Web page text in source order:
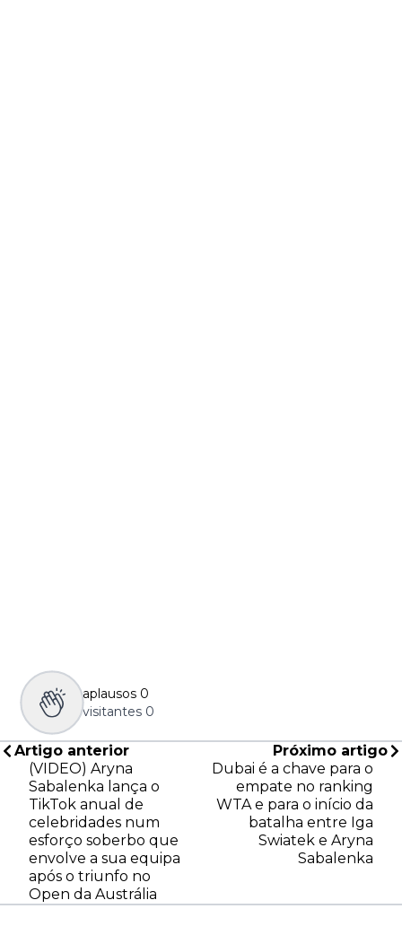
aplausos 0
visitantes 0
Artigo anterior
(VIDEO) Aryna
Sabalenka lança o
TikTok anual de
celebridades num
esforço soberbo que
envolve a sua equipa
após o triunfo no
Open da Austrália
Próximo artigo
Dubai é a chave para o
empate no ranking
WTA e para o início da
batalha entre Iga
Swiatek e Aryna
Sabalenka